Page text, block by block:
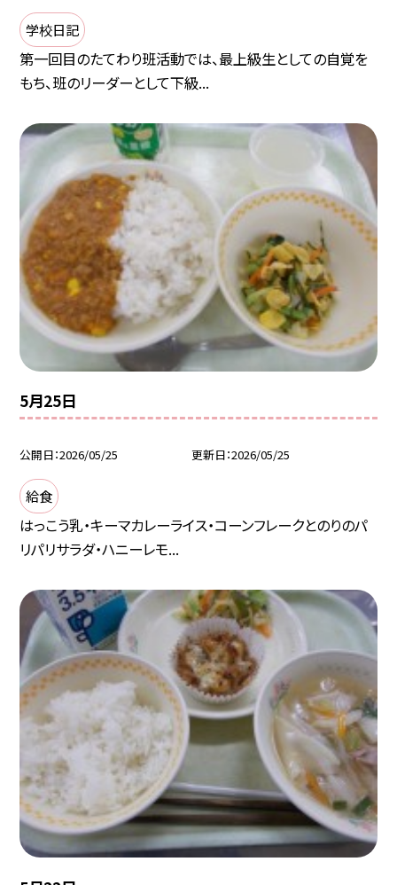
学校日記
第一回目のたてわり班活動では、最上級生としての自覚を
もち、班のリーダーとして下級...
5月25日
公開日 2026/05/25 更新日 2026/05/25
給食
はっこう乳・キーマカレーライス・コーンフレークとのりのパ
リパリサラダ・ハニーレモ...